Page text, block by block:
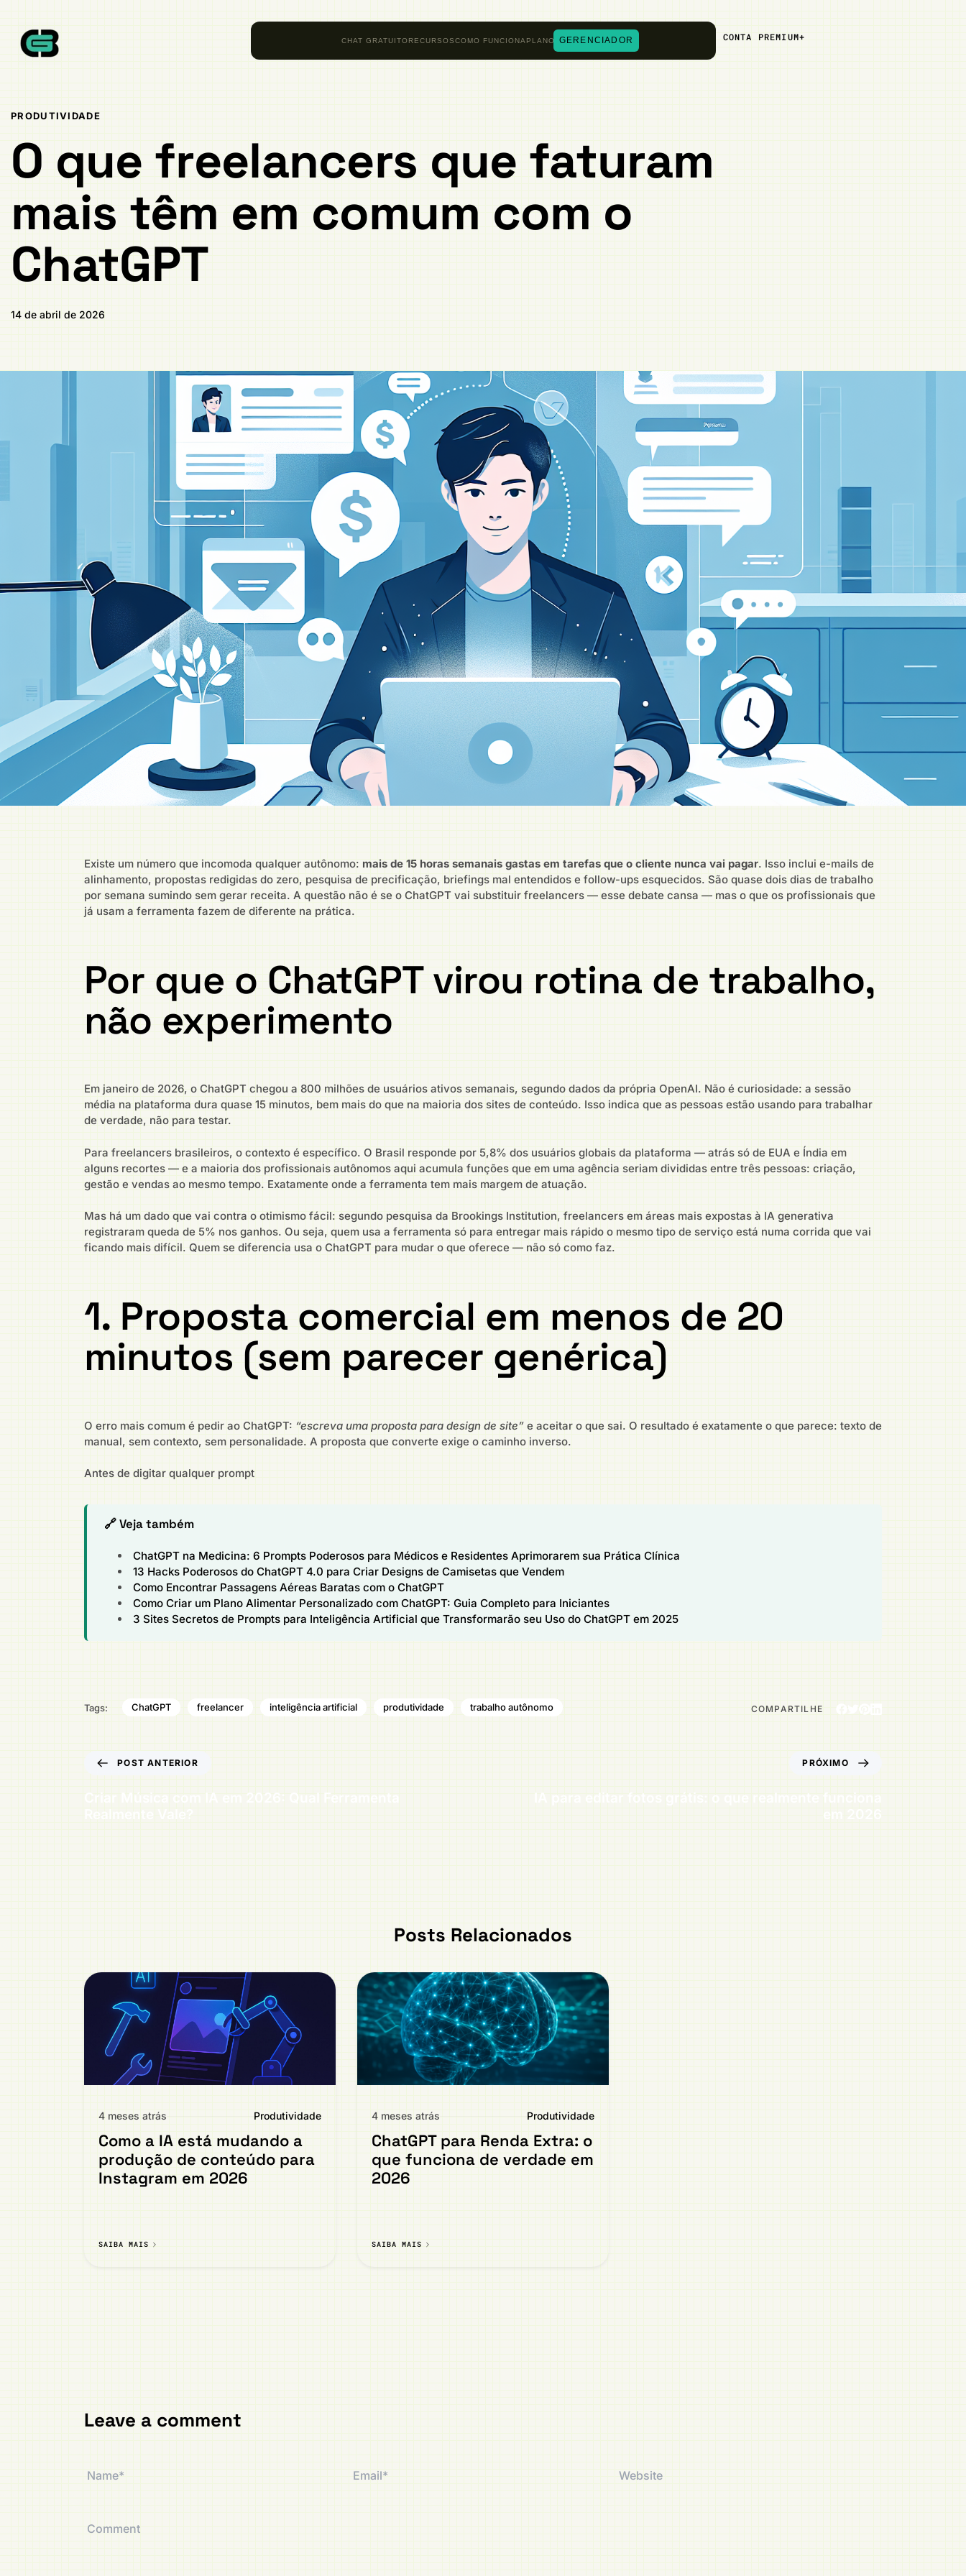
CHAT GRATUITORECURSOSCOMO FUNCIONA PLANOSGERENCIADOR CONTA PREMIUM+
PRODUTIVIDADE
O que freelancers que faturam
mais têm em comum com o
ChatGPT
14 de abril de 2026
Existe um número que incomoda qualquer autônomo: mais de 15 horas semanais gastas em tarefas que o cliente nunca vai pagar. Isso inclui e-mails de
alinhamento, propostas redigidas do zero, pesquisa de precificação, briefings mal entendidos e follow-ups esquecidos. São quase dois dias de trabalho
por semana sumindo sem gerar receita. A questão não é se o ChatGPT vai substituir freelancers — esse debate cansa — mas o que os profissionais que
já usam a ferramenta fazem de diferente na prática.
Por que o ChatGPT virou rotina de trabalho,
não experimento
Em janeiro de 2026, o ChatGPT chegou a 800 milhões de usuários ativos semanais, segundo dados da própria OpenAI. Não é curiosidade: a sessão
média na plataforma dura quase 15 minutos, bem mais do que na maioria dos sites de conteúdo. Isso indica que as pessoas estão usando para trabalhar
de verdade, não para testar.
Para freelancers brasileiros, o contexto é específico. O Brasil responde por 5,8% dos usuários globais da plataforma — atrás só de EUA e Índia em
alguns recortes — e a maioria dos profissionais autônomos aqui acumula funções que em uma agência seriam divididas entre três pessoas: criação,
gestão e vendas ao mesmo tempo. Exatamente onde a ferramenta tem mais margem de atuação.
Mas há um dado que vai contra o otimismo fácil: segundo pesquisa da Brookings Institution, freelancers em áreas mais expostas à IA generativa
registraram queda de 5% nos ganhos. Ou seja, quem usa a ferramenta só para entregar mais rápido o mesmo tipo de serviço está numa corrida que vai
ficando mais difícil. Quem se diferencia usa o ChatGPT para mudar o que oferece — não só como faz.
1. Proposta comercial em menos de 20
minutos (sem parecer genérica)
O erro mais comum é pedir ao ChatGPT: “escreva uma proposta para design de site” e aceitar o que sai. O resultado é exatamente o que parece: texto de
manual, sem contexto, sem personalidade. A proposta que converte exige o caminho inverso.
Antes de digitar qualquer prompt
🔗 Veja também
ChatGPT na Medicina: 6 Prompts Poderosos para Médicos e Residentes Aprimorarem sua Prática Clínica
13 Hacks Poderosos do ChatGPT 4.0 para Criar Designs de Camisetas que Vendem
Como Encontrar Passagens Aéreas Baratas com o ChatGPT
Como Criar um Plano Alimentar Personalizado com ChatGPT: Guia Completo para Iniciantes
3 Sites Secretos de Prompts para Inteligência Artificial que Transformarão seu Uso do ChatGPT em 2025
Tags: ChatGPT freelancer inteligência artificial produtividade trabalho autônomo COMPARTILHE
POST ANTERIOR
Criar Música com IA em 2026: Qual Ferramenta
Realmente Vale?
PRÓXIMO
IA para editar fotos grátis: o que realmente funciona
em 2026
Posts Relacionados
4 meses atrás Produtividade
Como a IA está mudando a
produção de conteúdo para
Instagram em 2026
SAIBA MAIS
4 meses atrás Produtividade
ChatGPT para Renda Extra: o
que funciona de verdade em
2026
SAIBA MAIS
Leave a comment